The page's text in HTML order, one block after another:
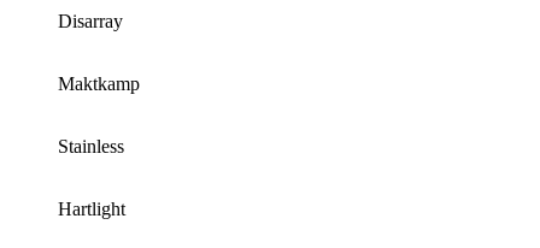
Disarray
Maktkamp
Stainless
Hartlight